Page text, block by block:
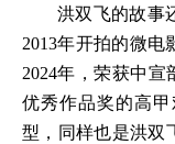
洪双飞的故事
2013年开拍的微电
2024年，荣获中宣
优秀作品奖的高
型，同样也是洪双